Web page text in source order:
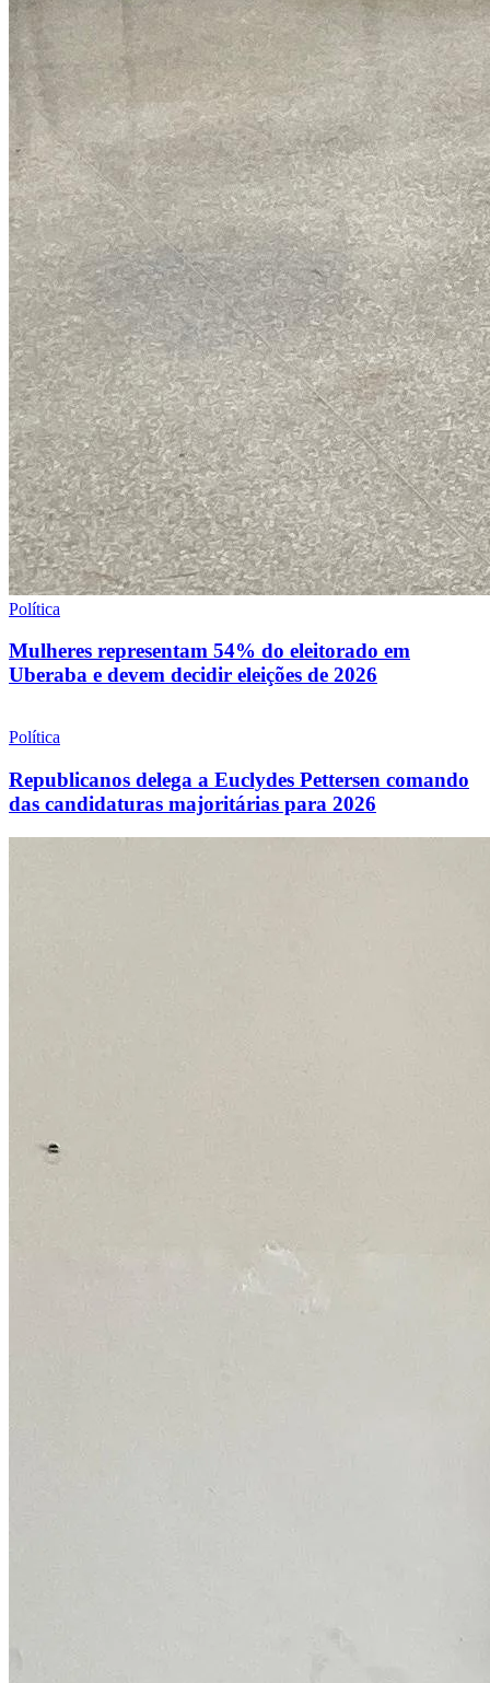
Política
Mulheres representam 54% do eleitorado em
Uberaba e devem decidir eleições de 2026
Política
Republicanos delega a Euclydes Pettersen comando
das candidaturas majoritárias para 2026